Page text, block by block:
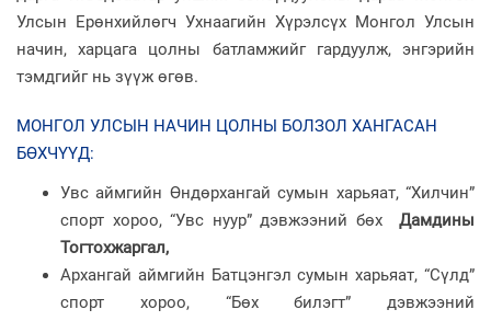
Улсын Ерөнхийлөгч Ухнаагийн Хүрэлсүх Монгол Улсын
начин, харцага цолны батламжийг гардуулж, энгэрийн
тэмдгийг нь зүүж өгөв.
МОНГОЛ УЛСЫН НАЧИН ЦОЛНЫ БОЛЗОЛ ХАНГАСАН
БӨХЧҮҮД:
Увс аймгийн Өндөрхангай сумын харьяат, “Хилчин”
спорт хороо, “Увс нуур” дэвжээний бөх
Дамдины
Тогтохжаргал,
Архангай аймгийн Батцэнгэл сумын харьяат, “Сүлд”
спорт хороо, “Бөх билэгт” дэвжээний